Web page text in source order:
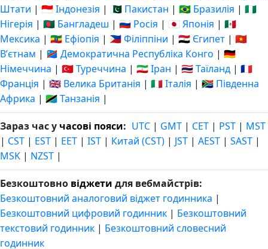
Штати | 🇮🇩 Індонезія | 🇵🇰 Пакистан | 🇧🇷 Бразилія | 🇳🇬
Нігерія | 🇧🇩 Бангладеш | 🇷🇺 Росія | 🇯🇵 Японія | 🇲🇽
Мексика | 🇪🇹 Ефіопія | 🇵🇭 Філіппіни | 🇪🇬 Єгипет | 🇻🇳
Вʼєтнам | 🇨🇩 Демократична Республіка Конго | 🇩🇪
Німеччина | 🇹🇷 Туреччина | 🇮🇷 Іран | 🇹🇭 Таїланд | 🇫🇷
Франція | 🇬🇧 Велика Британія | 🇮🇹 Італія | 🇿🇦 Південна
Африка | 🇹🇿 Танзанія |
Зараз час у часові пояси: UTC | GMT | CET | PST | MST
| CST | EST | EET | IST | Китай (CST) | JST | AEST | SAST |
MSK | NZST |
Безкоштовно віджети для вебмайстрів:
Безкоштовний аналоговий віджет годинника |
Безкоштовний цифровий годинник | Безкоштовний
текстовий годинник | Безкоштовний словесний
годинник